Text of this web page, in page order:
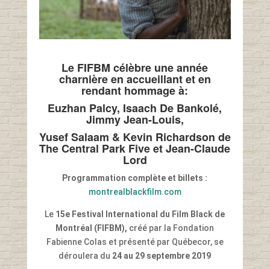
Le FIFBM célèbre une année
charnière en accueillant et en
rendant hommage à:
Euzhan Palcy, Isaach De Bankolé,
Jimmy Jean-Louis,
Yusef Salaam & Kevin Richardson de
The Central Park Five et Jean-Claude
Lord
Programmation complète et billets :
montrealblackfilm.com
Le 15e Festival International du Film Black de
Montréal (FIFBM), créé par la Fondation
Fabienne Colas et présenté par Québecor, se
déroulera du 24 au 29 septembre 2019